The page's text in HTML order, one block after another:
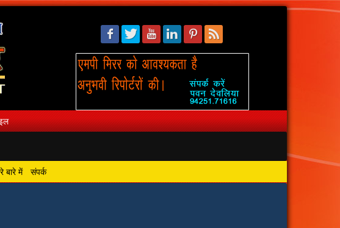
बारे में संपर्क